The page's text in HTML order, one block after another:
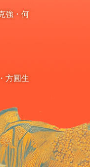
強・何
方圓生